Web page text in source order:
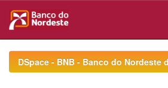
navigationDSpace - BNB - Banco do Nordeste